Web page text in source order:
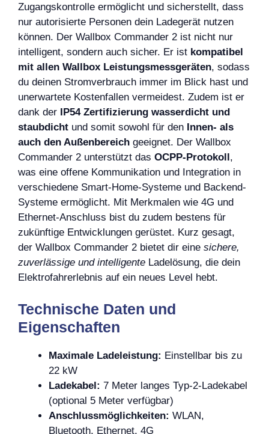
Zugangskontrolle ermöglicht und sicherstellt, dass
nur autorisierte Personen dein Ladegerät nutzen
können. Der Wallbox Commander 2 ist nicht nur
intelligent, sondern auch sicher. Er ist kompatibel
mit allen Wallbox Leistungsmessgeräten, sodass
du deinen Stromverbrauch immer im Blick hast und
unerwartete Kostenfallen vermeidest. Zudem ist er
dank der IP54 Zertifizierung wasserdicht und
staubdicht und somit sowohl für den Innen- als
auch den Außenbereich geeignet. Der Wallbox
Commander 2 unterstützt das OCPP-Protokoll,
was eine offene Kommunikation und Integration in
verschiedene Smart-Home-Systeme und Backend-
Systeme ermöglicht. Mit Merkmalen wie 4G und
Ethernet-Anschluss bist du zudem bestens für
zukünftige Entwicklungen gerüstet. Kurz gesagt,
der Wallbox Commander 2 bietet dir eine sichere,
zuverlässige und intelligente Ladelösung, die dein
Elektrofahrerlebnis auf ein neues Level hebt.
Technische Daten und
Eigenschaften
Maximale Ladeleistung: Einstellbar bis zu
22 kW
Ladekabel: 7 Meter langes Typ-2-Ladekabel
(optional 5 Meter verfügbar)
Anschlussmöglichkeiten: WLAN,
Bluetooth, Ethernet, 4G